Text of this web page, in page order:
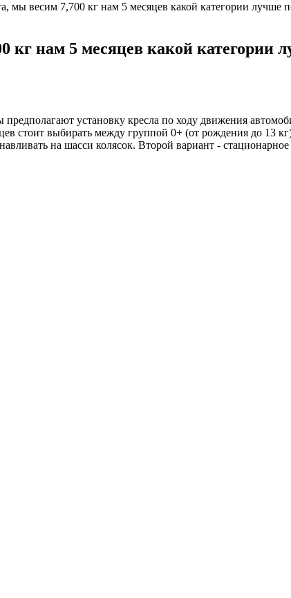
весим 7,700 кг нам 5 месяцев какой категории лучше
нам 5 месяцев какой категории
установку кресла по ходу движения
стоит выбирать между группой 0+ (от рождения до 13
на шасси колясок. Второй вариант -